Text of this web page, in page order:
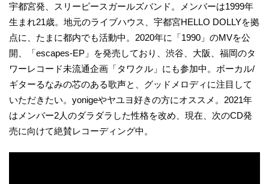
宇都宮発、スリーピースガールズバンド。メンバーは1999年
生まれ21歳。地元のライブハウス、宇都宮HELLO DOLLYを拠
点に、たまに都内でも活動中。2020年に「1990」のMVを公
開、「escapes-EP」を発売しており、渋谷、大阪、福岡のタ
ワーレコード未流通企画「タワクル」にも参加中。ボーカル/
ギターるなみの芯のある歌声と、グッドメロディに注目して
いただきたい。yonigeやヤユヨ好きの方にオススメ。2021年
はメンバー2人のダラダラした性格を改め、現在、次のCD発
売に向けて絶賛レコーディング中。